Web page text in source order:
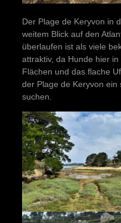
Der Plage de Keryvon in
weitem Blick auf den
überlaufen ist als viele
attraktiv, da Hunde hier
Flächen und das flache
der Plage de Keryvon
suchen.